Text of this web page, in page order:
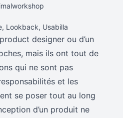
Lookback, Usabilla
designer ou d’un
mais ils ont tout de
qui ne sont pas
et les
se poser tout au long
d’un produit ne